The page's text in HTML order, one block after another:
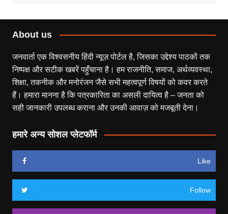
About us
जनवार्ता एक विश्वसनीय हिंदी न्यूज़ पोर्टल है, जिसका उद्देश्य पाठकों तक
निष्पक्ष और सटीक खबरें पहुँचाना है। हम राजनीति, समाज, अर्थव्यवस्था,
शिक्षा, तकनीक और मनोरंजन जैसे सभी महत्वपूर्ण विषयों को कवर करते
हैं। हमारा मानना है कि पत्रकारिता का असली दायित्व है – जनता को
सही जानकारी उपलब्ध कराना और उनकी आवाज़ को मजबूती देना।
हमारे अन्य सोशल प्लेटफॉर्म
Like
Follow